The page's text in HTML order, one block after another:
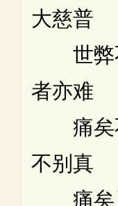
大慈普
世弊
者亦难
痛矣
不别真
痛矣